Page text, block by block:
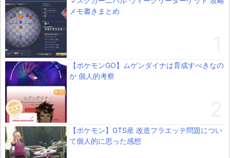
メモ書きまとめ
【ポケモンGO】ムゲンダイナは育成すべきなの
か 個人的考察
【ポケモン】GTS産 改造フラエッテ問題につい
て個人的に思った感想